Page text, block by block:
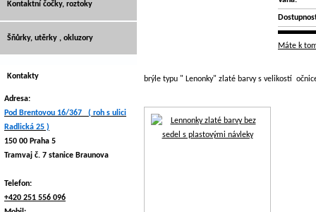
Máte k
brýle typu " Lenonky" zlaté barvy s velikostí
Kontaktní čočky, roztoky
Šňůrky, utěrky , okluzory
Kontakty
Adresa:
Pod Brentovou 16/367 ( roh s ulici
Radlická 25 )
150 00 Praha 5
Tramvaj č. 7 stanice Braunova
Telefon:
+420 251 556 096